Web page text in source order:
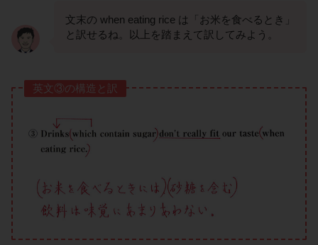
文末の when eating rice は「お米を食べるとき」
と訳せるね。以上を踏まえて訳してみよう。
英文③の構造と訳